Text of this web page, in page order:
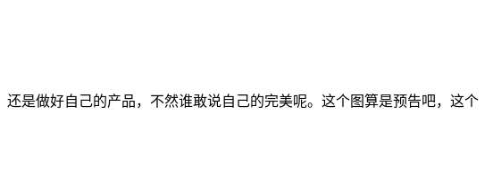
是做好自己的产品，不然谁敢说自己的完美呢。这个图算是预告吧，这个